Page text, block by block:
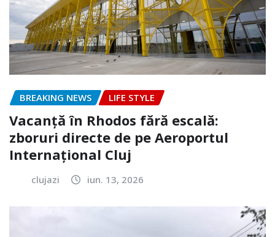
BREAKING NEWS LIFE STYLE
Vacanță în Rhodos fără escală:
zboruri directe de pe Aeroportul
Internațional Cluj
clujazi iun. 13, 2026